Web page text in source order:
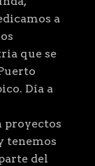
a
que se
Día a
proyectos
tenemos
del